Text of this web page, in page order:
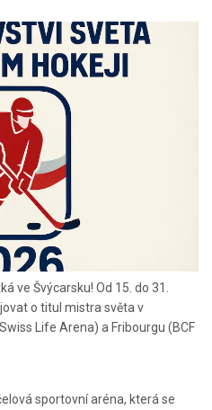
ve Švýcarsku! Od 15. do 31.
o titul mistra světa v
Life Arena) a Fribourgu (BCF
sportovní aréna, která se